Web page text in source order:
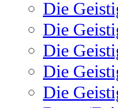
Die
Die
Die
Die
Die